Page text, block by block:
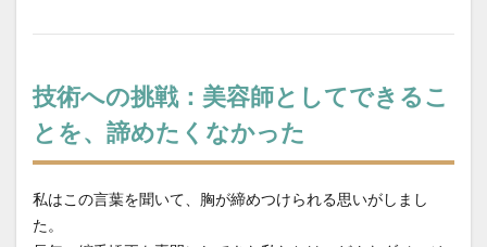
技術への挑戦：美容師としてできるこ
とを、諦めたくなかった
私はこの言葉を聞いて、胸が締めつけられる思いがしまし
た。
髪が硬い
髪が硬くならない縮毛矯正
髪の内部爆発
髪の呼吸
髪の毛担当大臣
髪の過収斂